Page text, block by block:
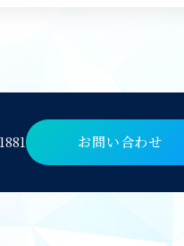
お問い合わせ